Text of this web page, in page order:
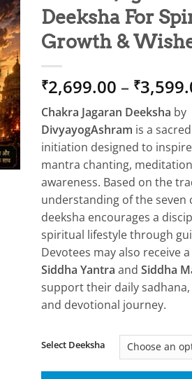
Deeksha For
Growth &
₹2,699.00 – ₹
Chakra Jagaran Deeksha by
DivyayogAshram is a
initiation designed to
mantra chanting,
awareness. Based on the
understanding of the seven
deeksha encourages a
spiritual lifestyle through
Devotees may also receive a
Siddha Yantra and Siddha
support their daily
and devotional journey.
Select Deeksha